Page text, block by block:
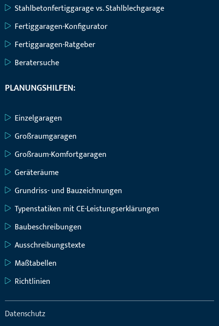
Stahlbetonfertiggarage vs. Stahlblechgarage
Fertiggaragen-Konfigurator
Fertiggaragen-Ratgeber
Beratersuche
PLANUNGSHILFEN:
Einzelgaragen
Großraumgaragen
Großraum-Komfortgaragen
Geräteräume
Grundriss- und Bauzeichnungen
Typenstatiken mit CE-Leistungserklärungen
Baubeschreibungen
Ausschreibungstexte
Maßtabellen
Richtlinien
Datenschutz